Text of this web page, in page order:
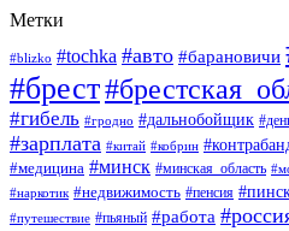
Метки
#blizko #tochka #авто #барановичи
#брест
#гибель #гродно #дальнобойщик
#зарплата #китай #кобрин
#медицина #минск #минская_область
#наркотик #недвижимость #пенсия
#путешествие #пьяный #работа